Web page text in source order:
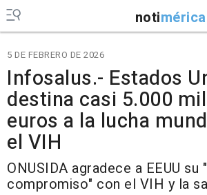
notimérica
5 DE FEBRERO DE 2026
Infosalus.- Estados
destina casi 5.000
euros a la lucha
el VIH
ONUSIDA agradece a EEUU su
compromiso" con el VIH y la